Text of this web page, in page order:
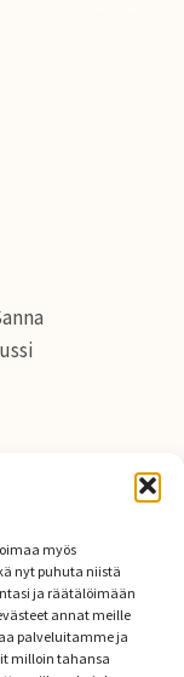
myös
nyt puhuta niistä
ja räätälöimään
annat meille
palveluitamme ja
milloin tahansa